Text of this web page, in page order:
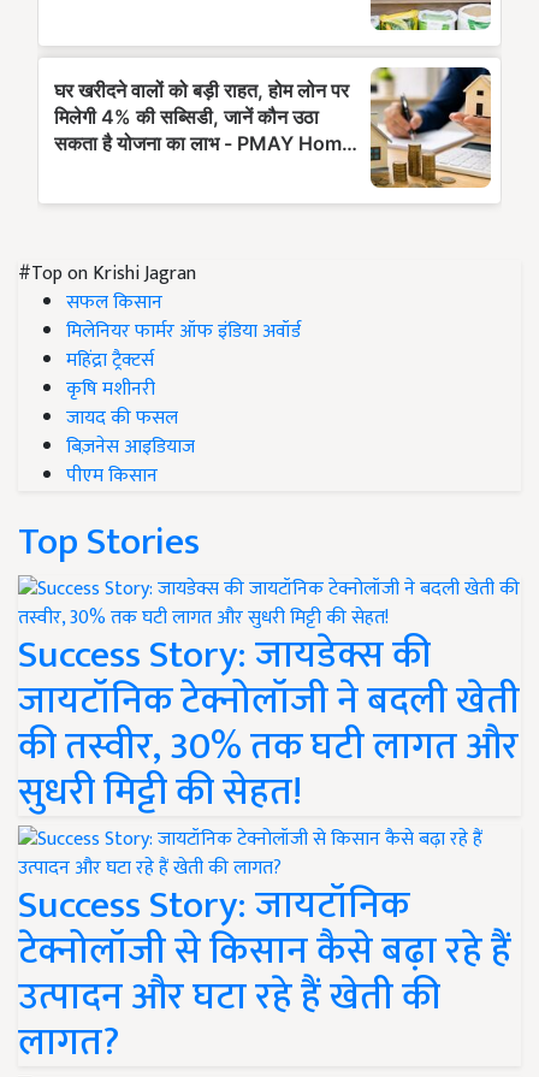
#Top on Krishi Jagran
सफल किसान
मिलेनियर फार्मर ऑफ इंडिया अवॉर्ड
महिंद्रा ट्रैक्टर्स
कृषि मशीनरी
जायद की फसल
बिज़नेस आइडियाज
पीएम किसान
Top Stories
Success Story: जायडेक्स की
जायटॉनिक टेक्नोलॉजी ने बदली खेती
की तस्वीर, 30% तक घटी लागत और
सुधरी मिट्टी की सेहत!
Success Story: जायटॉनिक
टेक्नोलॉजी से किसान कैसे बढ़ा रहे हैं
उत्पादन और घटा रहे हैं खेती की
लागत?